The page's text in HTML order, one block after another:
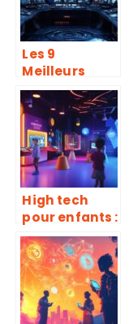
vers des sites
malveillants
Les 9
Meilleurs
outils de
Benchmark :
Testez
l’efficacite du
cache de
votre site
High tech
pour enfants :
les
innovations
qui amusent
et éduquent